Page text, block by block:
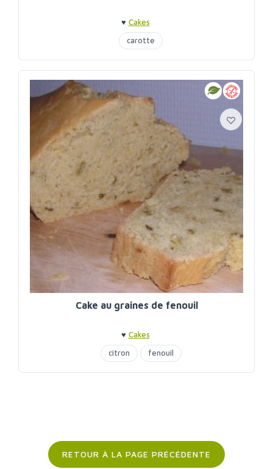
♥ Cakes
carotte
Cake au graines de fenouil
♥ Cakes
citron
fenouil
RETOUR À LA PAGE PRÉCÉDENTE